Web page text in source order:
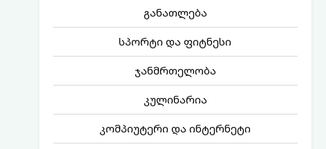
განათლება
სპორტი და ფიტნესი
ჯანმრთელობა
კულინარია
კომპიუტერი და ინტერნეტი